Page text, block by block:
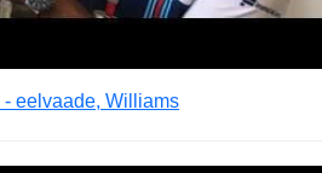
eelvaade, Williams